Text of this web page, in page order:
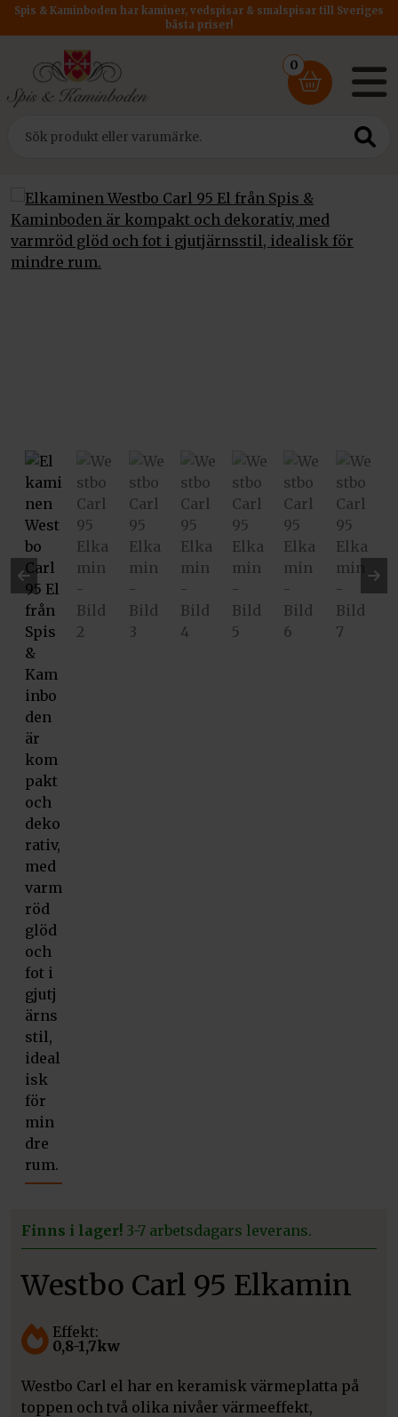
Spis & Kaminboden har kaminer, vedspisar & smalspisar till Sveriges
bästa priser!
0
Pre
vio
us
Finns i lager! 3-7 arbetsdagars leverans.
Westbo Carl 95 Elkamin
Effekt:
0,8-1,7kw
Westbo Carl el har en keramisk värmeplatta på
toppen och två olika nivåer värmeeffekt,